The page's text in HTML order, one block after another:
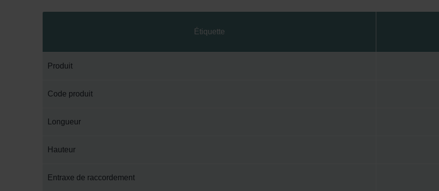
Étiquette
Produit
Code produit
Longueur
Hauteur
Entraxe de raccordement